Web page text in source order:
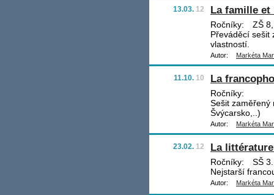
13.03. 12 La famille et
Ročníky:
ZŠ
Převáděcí sešit
vlastností.
Autor: Markéta
11.10. 10 La
Ročníky:
Sešit zaměřený
Švýcarsko,..)
Autor: Markéta
23.02. 12 La
Ročníky:
SŠ
Nejstarší
Autor: Markéta